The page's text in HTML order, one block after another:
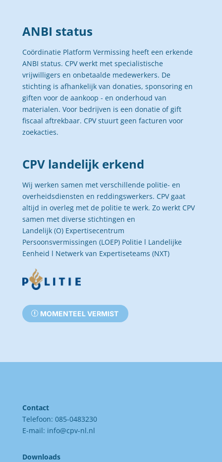
ANBI status
Coördinatie Platform Vermissing heeft een erkende
ANBI status. CPV werkt met specialistische
vrijwilligers en onbetaalde medewerkers. De
stichting is afhankelijk van donaties, sponsoring en
giften voor de aankoop - en onderhoud van
materialen. Voor bedrijven is een donatie of gift
fiscaal aftrekbaar. CPV stuurt geen facturen voor
zoekacties.
CPV landelijk erkend
Wij werken samen met verschillende politie- en
overheidsdiensten en reddingswerkers. CPV gaat
altijd in overleg met de politie te werk. Zo werkt CPV
samen met diverse stichtingen en
Landelijk (O) Expertisecentrum
Persoonsvermissingen (LOEP) Politie l Landelijke
Eenheid l Netwerk van Expertiseteams (NXT)
MOMENTEEL VERMIST
Contact
Telefoon: 085-0483230
E-mail: info@cpv-nl.nl
Downloads